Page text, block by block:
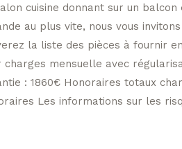
cuisine donnant sur un
au plus vite, nous vous
la liste des pièces à fournir
mensuelle avec
: 1860€ Honoraires totaux
Les informations sur les